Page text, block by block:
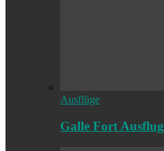
Ausflüge
Galle Fort Ausflug